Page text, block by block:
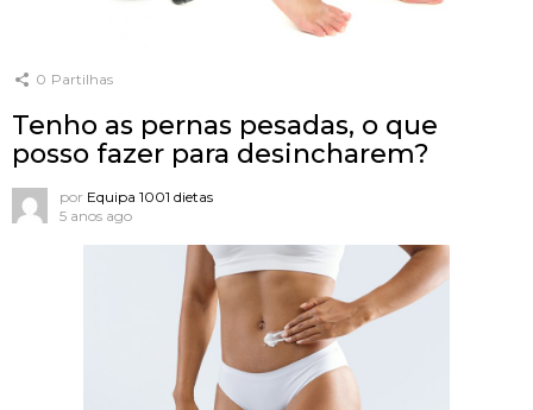
0 Partilhas
Tenho as pernas pesadas, o que
posso fazer para desincharem?
por Equipa 1001 dietas
5 anos ago